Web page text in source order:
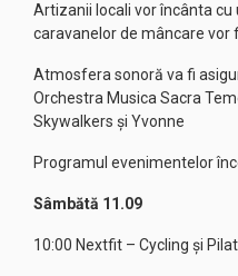
Artizanii locali vor încânta cu
caravanelor de mâncare vor
Atmosfera sonoră va fi
Orchestra Musica Sacra
Skywalkers și Yvonne
Programul evenimentelor
Sâmbătă 11.09
10:00 Nextfit – Cycling și